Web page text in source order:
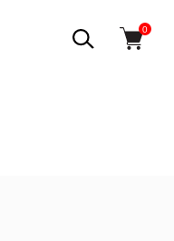
0